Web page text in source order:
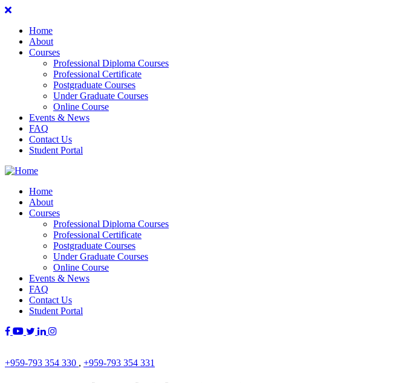
Home
About
Courses
Professional Diploma Courses
Professional Certificate
Postgraduate Courses
Under Graduate Courses
Online Course
Events & News
FAQ
Contact Us
Student Portal
Home
About
Courses
Professional Diploma Courses
Professional Certificate
Postgraduate Courses
Under Graduate Courses
Online Course
Events & News
FAQ
Contact Us
Student Portal
+959-793 354 330 , +959-793 354 331